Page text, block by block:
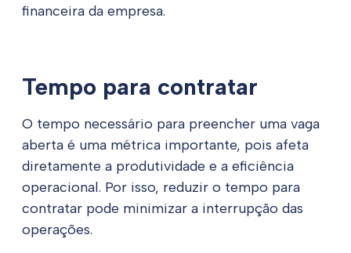
financeira da empresa.
Tempo para contratar
O tempo necessário para preencher uma vaga
aberta é uma métrica importante, pois afeta
diretamente a produtividade e a eficiência
operacional. Por isso, reduzir o tempo para
contratar pode minimizar a interrupção das
operações.